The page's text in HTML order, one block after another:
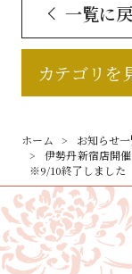
一覧に
カテゴリを
ホーム
お知らせ
伊勢丹新宿店開
※9/10終了しました